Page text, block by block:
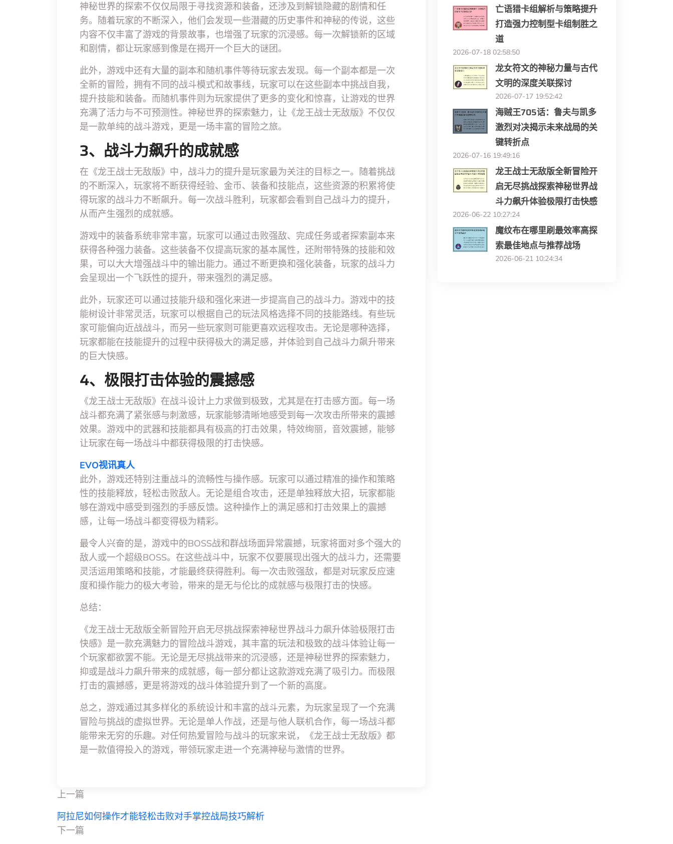
神秘世界的探索不仅仅局限于寻找资源和装备，还涉及到解锁隐藏的剧情和任
务。随着玩家的不断深入，他们会发现一些潜藏的历史事件和神秘的传说，这些
内容不仅丰富了游戏的背景故事，也增强了玩家的沉浸感。每一次解锁新的区域
和剧情，都让玩家感到像是在揭开一个巨大的谜团。
此外，游戏中还有大量的副本和随机事件等待玩家去发现。每一个副本都是一次
全新的冒险，拥有不同的战斗模式和故事线，玩家可以在这些副本中挑战自我，
提升技能和装备。而随机事件则为玩家提供了更多的变化和惊喜，让游戏的世界
充满了活力与不可预测性。神秘世界的探索魅力，让《龙王战士无敌版》不仅仅
是一款单纯的战斗游戏，更是一场丰富的冒险之旅。
3、战斗力飙升的成就感
在《龙王战士无敌版》中，战斗力的提升是玩家最为关注的目标之一。随着挑战
的不断深入，玩家将不断获得经验、金币、装备和技能点，这些资源的积累将使
得玩家的战斗力不断飙升。每一次战斗胜利，玩家都会看到自己战斗力的提升，
从而产生强烈的成就感。
游戏中的装备系统非常丰富，玩家可以通过击败强敌、完成任务或者探索副本来
获得各种强力装备。这些装备不仅提高玩家的基本属性，还附带特殊的技能和效
果，可以大大增强战斗中的输出能力。通过不断更换和强化装备，玩家的战斗力
会呈现出一个飞跃性的提升，带来强烈的满足感。
此外，玩家还可以通过技能升级和强化来进一步提高自己的战斗力。游戏中的技
能树设计非常灵活，玩家可以根据自己的玩法风格选择不同的技能路线。有些玩
家可能偏向近战战斗，而另一些玩家则可能更喜欢远程攻击。无论是哪种选择，
玩家都能在技能提升的过程中获得极大的满足感，并体验到自己战斗力飙升带来
的巨大快感。
4、极限打击体验的震撼感
《龙王战士无敌版》在战斗设计上力求做到极致，尤其是在打击感方面。每一场
战斗都充满了紧张感与刺激感，玩家能够清晰地感受到每一次攻击所带来的震撼
效果。游戏中的武器和技能都具有极高的打击效果，特效绚丽，音效震撼，能够
让玩家在每一场战斗中都获得极限的打击快感。
EVO视讯真人
此外，游戏还特别注重战斗的流畅性与操作感。玩家可以通过精准的操作和策略
性的技能释放，轻松击败敌人。无论是组合攻击，还是单独释放大招，玩家都能
够在游戏中感受到强烈的手感反馈。这种操作上的满足感和打击效果上的震撼
感，让每一场战斗都变得极为精彩。
最令人兴奋的是，游戏中的BOSS战和群战场面异常震撼，玩家将面对多个强大的
敌人或一个超级BOSS。在这些战斗中，玩家不仅要展现出强大的战斗力，还需要
灵活运用策略和技能，才能最终获得胜利。每一次击败强敌，都是对玩家反应速
度和操作能力的极大考验，带来的是无与伦比的成就感与极限打击的快感。
总结：
《龙王战士无敌版全新冒险开启无尽挑战探索神秘世界战斗力飙升体验极限打击
快感》是一款充满魅力的冒险战斗游戏，其丰富的玩法和极致的战斗体验让每一
个玩家都欲罢不能。无论是无尽挑战带来的沉浸感，还是神秘世界的探索魅力，
抑或是战斗力飙升带来的成就感，每一部分都让这款游戏充满了吸引力。而极限
打击的震撼感，更是将游戏的战斗体验提升到了一个新的高度。
总之，游戏通过其多样化的系统设计和丰富的战斗元素，为玩家呈现了一个充满
冒险与挑战的虚拟世界。无论是单人作战，还是与他人联机合作，每一场战斗都
能带来无穷的乐趣。对任何热爱冒险与战斗的玩家来说，《龙王战士无敌版》都
是一款值得投入的游戏，带领玩家走进一个充满神秘与激情的世界。
上一篇
阿拉尼如何操作才能轻松击败对手掌控战局技巧解析
下一篇
亡语猎卡组解析与策略提升
打造强力控制型卡组制胜之
道
2026-07-18 02:58:50
龙女符文的神秘力量与古代
文明的深度关联探讨
2026-07-17 19:52:42
海贼王705话：鲁夫与凯多
激烈对决揭示未来战局的关
键转折点
2026-07-16 19:49:16
龙王战士无敌版全新冒险开
启无尽挑战探索神秘世界战
斗力飙升体验极限打击快感
2026-06-22 10:27:24
魔纹布在哪里刷最效率高探
索最佳地点与推荐战场
2026-06-21 10:24:34